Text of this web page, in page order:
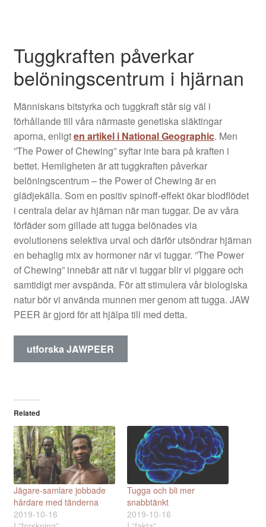
Tuggkraften påverkar
belöningscentrum i hjärnan
Människans bitstyrka och tuggkraft står sig väl i
förhållande till våra närmaste genetiska släktingar
aporna, enligten artikel i National Geographic. Men
”The Power of Chewing” syftar inte bara på kraften i
bettet. Hemligheten är att tuggkraften påverkar
belöningscentrum – the Power of Chewing är en
glädjekälla. Som en positiv spinoff-effekt ökar blodflödet
i centrala delar av hjärnan när man tuggar. De av våra
förfäder som gillade att tugga belönades via
evolutionens selektiva urval och därför utsöndrar hjärnan
en behaglig mix av hormoner när vi tuggar. ”The Power
of Chewing” innebär att när vi tuggar blir vi piggare och
samtidigt mer avspända. För att stimulera vår biologiska
natur bör vi använda munnen mer genom att tugga. JAW
PEER är gjord för att hjälpa till med detta.
utforska JAWPEER
Related
Jägare-samlare jobbade
hårdare med tänderna
2019-10-16
Tugga och bli mer
snabbtänkt
2019-10-16